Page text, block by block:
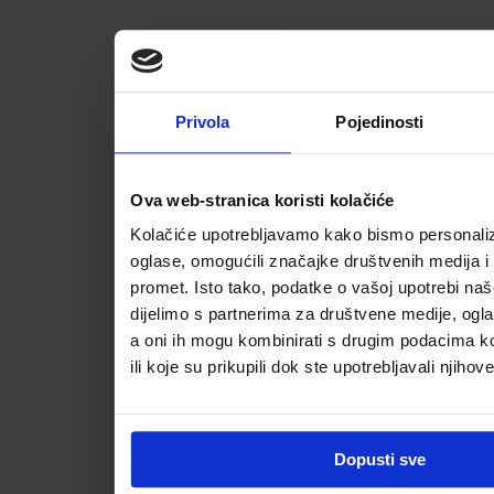
Privola Pojedinosti
Ova web-stranica koristi kolačiće
Kolačiće upotrebljavamo kako bismo
oglase, omogućili značajke društvenih medija i
promet. Isto tako, podatke o vašoj upotrebi
dijelimo s partnerima za društvene medije,
a oni ih mogu kombinirati s drugim podacima
ili koje su prikupili dok ste upotrebljavali
Dopusti sve